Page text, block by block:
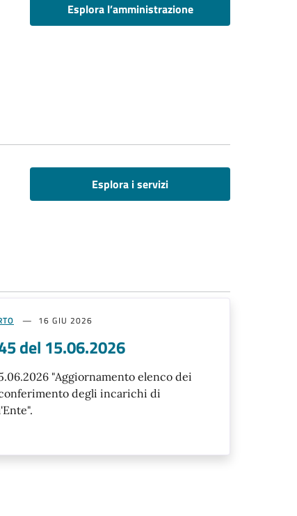
Esplora l’amministrazione
Esplora i servizi
16 GIU 2026
del 15.06.2026
"Aggiornamento elenco dei
degli incarichi di